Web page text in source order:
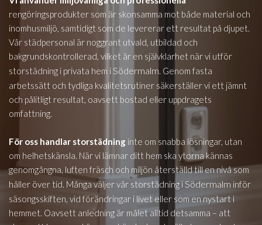
rengöringsprodukter som är skonsamma mot både material och
inomhusmiljö, samtidigt som de levererar ett resultat på djupet.
Vår städpersonal är noggrant utvald, utbildad och
bakgrundskontrollerad, vilket är en självklarhet när vi utför
storstädning i privata hem i Södermalm . Genom fasta
arbetssätt och tydliga kvalitetsrutiner säkerställer vi ett jämnt
och pålitligt resultat, oavsett bostad eller uppdragets
omfattning.
För oss handlar storstädning inte om snabba lösningar, utan
om helhetskänsla. När vi lämnar ditt hem ska ytorna kännas
genomgångna, luften fräsch och miljön återställd till en nivå som
håller över tid. Många väljer vår storstädning i Södermalm inför
säsongsskiften, vid förändringar i livet eller som en nystart i
hemmet. Oavsett anledning är målet alltid detsamma – att